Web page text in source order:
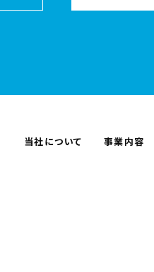
当社について 事業内容